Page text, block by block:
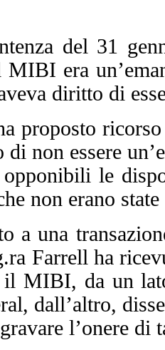
del 31
era
diritto di
ricorso
non essere
opponibili le
non erano
Farrell ha
MIBI, da un
dall’altro,
l’onere di